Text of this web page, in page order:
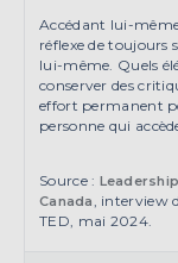
Accédant lui-
réflexe de toujours
lui-même. Quels
conserver des
effort permanent
personne qui
Source :
Canada
, interview
TED, mai 2024.